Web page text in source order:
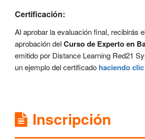
Certificación:
Al aprobar la evaluación final, recibirás
aprobación delCurso de Experto en
emitido por Distance Learning Red21
un ejemplo del certificado haciendo
Inscripción